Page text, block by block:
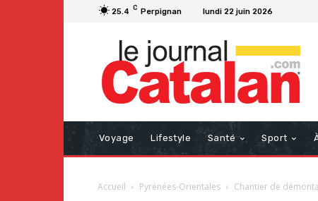
25.4 C Perpignan lundi 22 juin 2026
Voyage Lifestyle Santé Sport
Accueil Pyrénées-Orientales Chantier de